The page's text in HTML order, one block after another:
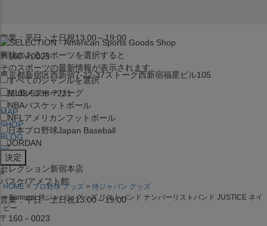
営業：平日・土日祝13:00～19:00
〒160－0023
東京都新宿区西新宿7-22-37ストーク西新宿福星ビル105
TEL:03-5338-7231
MAP
SHOP
BLOG
セレクション新宿本店
バスケ/アメフト館
営業：平日・土日祝13:00～19:00
〒160－0023
興味のあるスポーツを選択すると
そのスポーツの最新情報が表示されます。
すべてのジャンルを選択
MLBメジャーリーグ
NBAバスケットボール
NFL アメリカンフットボール
日本プロ野球Japan Baseball
JORDAN
x
HOME プロ野球 グッズ
侍ジャパン グッズ
Samurai 侍ジャパン グッズ リストバンド ナンバーリストバンド JUSTICE ネイ
ビー